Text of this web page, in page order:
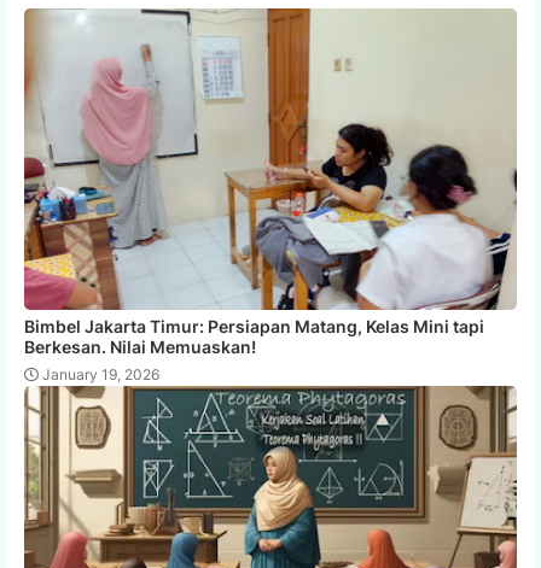
Bimbel Jakarta Timur: Persiapan Matang, Kelas Mini tapi
Berkesan. Nilai Memuaskan!
January 19, 2026